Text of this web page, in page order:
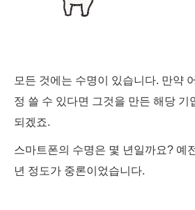
모 든 것에는 수명이 있습니다. 만약
정 쓸 수 있다면 그것을 만든 해당 기
되겠죠.
스마트폰의 수명은 몇 년일까요? 예
년 정도가 중론이었습니다.